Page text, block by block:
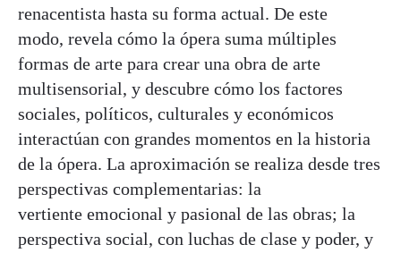
renacentista hasta su forma actual. De este
modo, revela cómo la ópera suma múltiples
formas de arte para crear una obra de arte
multisensorial, y descubre cómo los factores
sociales, políticos, culturales y económicos
interactúan con grandes momentos en la historia
de la ópera. La aproximación se realiza desde tres
perspectivas complementarias: la
vertiente emocional y pasional de las obras; la
perspectiva social, con luchas de clase y poder, y